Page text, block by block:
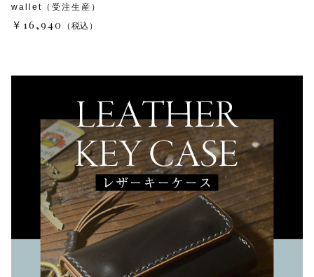
wallet（受注生産）
￥16,940 （税込）
レザーカードケース
レザーコインケース
レザーシューホーン
レザー小物
在庫あり セール